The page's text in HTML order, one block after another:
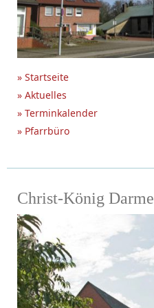
» Startseite
» Aktuelles
» Terminkalender
» Pfarrbüro
Christ-König Darme